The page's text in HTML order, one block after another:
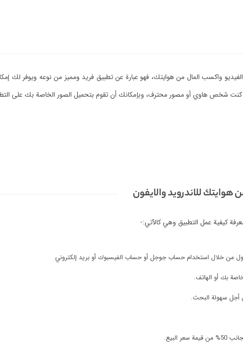
واكسب المال من هوايتك، فهو عبارة عن تطبيق فريد ومميز من نوعه ويوفر لك
شخص هاوي أو مصور محترف، وبإمكانك أن تقوم بتحميل الصور الخاصة بك على التطبيق
للاندرويد والايفون
كيفية عمل التطبيق وهي كالآتي:-
من خلال استخدام حساب جوجل أو حساب الفيسبوك أو بريد إلكتروني
بك أو الهاتف.
أجل سهولة البحث.